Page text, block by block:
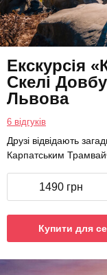
Екскурсія
Скелі
Львова
6 відгуків
Друзі відвідають
Карпатським
1490 грн
Купити для